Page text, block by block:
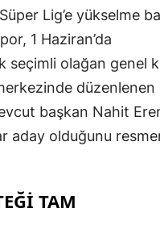
Lig’e yükselme
1 Haziran’da
seçimli olağan genel
düzenlenen
başkan Nahit
aday olduğunu
TAM